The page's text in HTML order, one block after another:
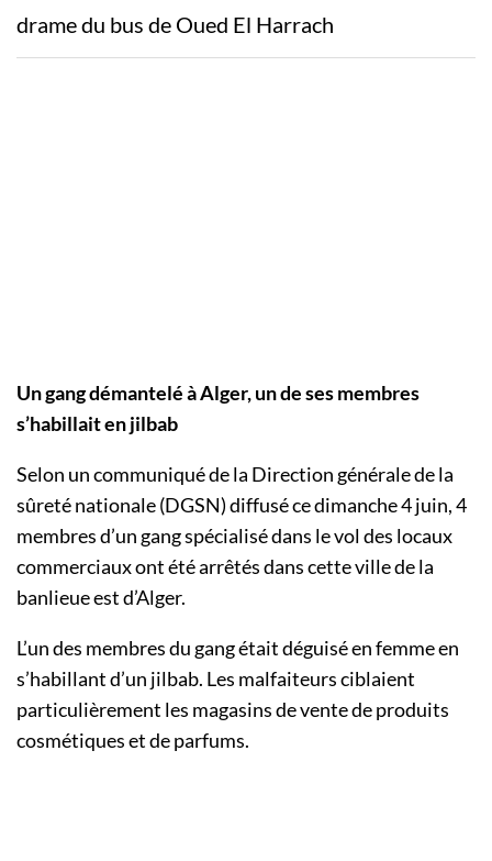
drame du bus de Oued El Harrach
Un gang démantelé à Alger, un de ses membres
s’habillait en jilbab
Selon un communiqué de la Direction générale de la
sûreté nationale (DGSN) diffusé ce dimanche 4 juin, 4
membres d’un gang spécialisé dans le vol des locaux
commerciaux ont été arrêtés dans cette ville de la
banlieue est d’Alger.
L’un des membres du gang était déguisé en femme en
s’habillant d’un jilbab. Les malfaiteurs ciblaient
particulièrement les magasins de vente de produits
cosmétiques et de parfums.